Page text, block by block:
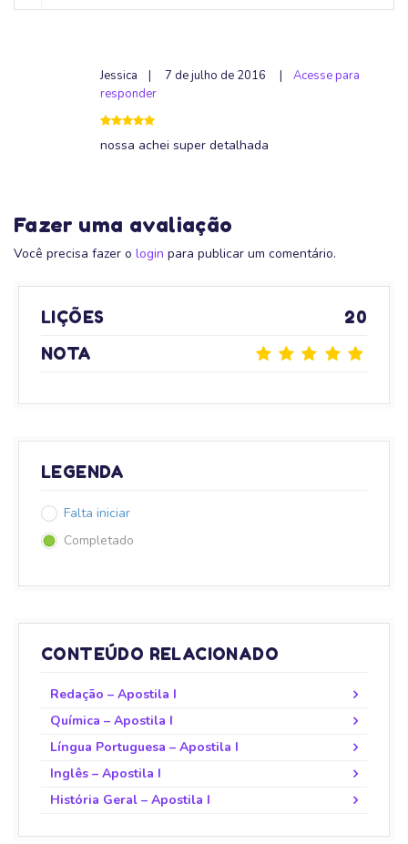
Jessica | 7 de julho de 2016 |
Acesse para
responder
nossa achei super detalhada
Fazer uma avaliação
Você precisa fazer o login para publicar um comentário.
LIÇÕES
20
NOTA
LEGENDA
Falta iniciar
Completado
CONTEÚDO RELACIONADO
Redação – Apostila I
Química – Apostila I
Língua Portuguesa – Apostila I
Inglês – Apostila I
História Geral – Apostila I